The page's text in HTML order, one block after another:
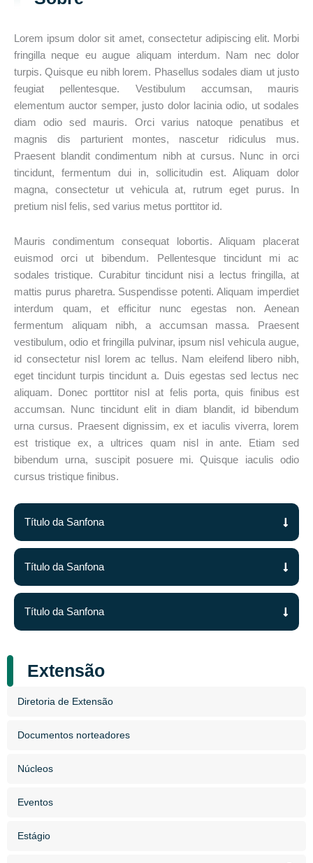
Lorem ipsum dolor sit amet, consectetur adipiscing elit. Morbi
fringilla neque eu augue aliquam interdum. Nam nec dolor
turpis. Quisque eu nibh lorem. Phasellus sodales diam ut justo
feugiat pellentesque. Vestibulum accumsan, mauris
elementum auctor semper, justo dolor lacinia odio, ut sodales
diam odio sed mauris. Orci varius natoque penatibus et
magnis dis parturient montes, nascetur ridiculus mus.
Praesent blandit condimentum nibh at cursus. Nunc in orci
tincidunt, fermentum dui in, sollicitudin est. Aliquam dolor
magna, consectetur ut vehicula at, rutrum eget purus. In
pretium nisl felis, sed varius metus porttitor id.
Mauris condimentum consequat lobortis. Aliquam placerat
euismod orci ut bibendum. Pellentesque tincidunt mi ac
sodales tristique. Curabitur tincidunt nisi a lectus fringilla, at
mattis purus pharetra. Suspendisse potenti. Aliquam imperdiet
interdum quam, et efficitur nunc egestas non. Aenean
fermentum aliquam nibh, a accumsan massa. Praesent
vestibulum, odio et fringilla pulvinar, ipsum nisl vehicula augue,
id consectetur nisl lorem ac tellus. Nam eleifend libero nibh,
eget tincidunt turpis tincidunt a. Duis egestas sed lectus nec
aliquam. Donec porttitor nisl at felis porta, quis finibus est
accumsan. Nunc tincidunt elit in diam blandit, id bibendum
urna cursus. Praesent dignissim, ex et iaculis viverra, lorem
est tristique ex, a ultrices quam nisl in ante. Etiam sed
bibendum urna, suscipit posuere mi. Quisque iaculis odio
cursus tristique finibus.
Título da Sanfona
Título da Sanfona
Título da Sanfona
Extensão
Diretoria de Extensão
Documentos norteadores
Núcleos
Eventos
Estágio